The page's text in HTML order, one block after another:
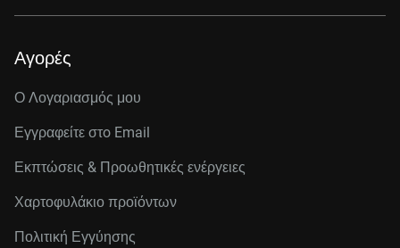
Αγορές
Ο Λογαριασμός μου
Εγγραφείτε στo Email
Εκπτώσεις & Προωθητικές ενέργειες
Χαρτοφυλάκιο προϊόντων
Πολιτική Εγγύησης